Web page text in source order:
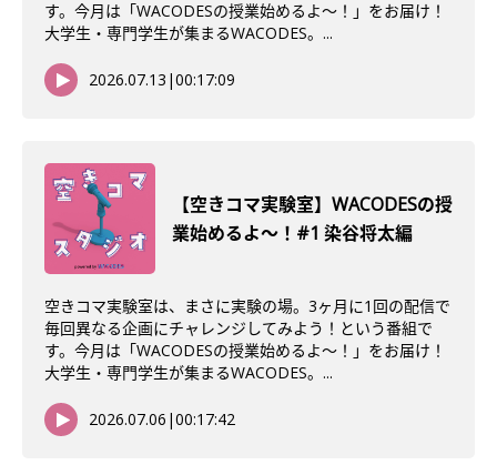
す。今月は「WACODESの授業始めるよ～！」をお届け！
大学生・専門学生が集まるWACODES。...
2026.07.13 |00:17:09
【空きコマ実験室】WACODESの授
業始めるよ～！#1 染谷将太編
空きコマ実験室は、まさに実験の場。3ヶ月に1回の配信で
毎回異なる企画にチャレンジしてみよう！という番組で
す。今月は「WACODESの授業始めるよ～！」をお届け！
大学生・専門学生が集まるWACODES。...
2026.07.06 |00:17:42